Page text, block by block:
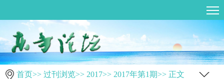
首页>> 过刊浏览>> 2017>> 2017年第1期>> 正文